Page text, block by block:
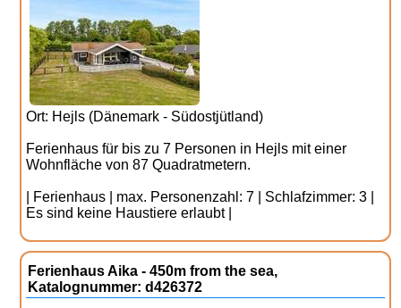
Ort: Hejls (Dänemark - Südostjütland)
Ferienhaus für bis zu 7 Personen in Hejls mit einer
Wohnfläche von 87 Quadratmetern.
| Ferienhaus | max. Personenzahl: 7 | Schlafzimmer: 3 |
Es sind keine Haustiere erlaubt |
Ferienhaus Aika - 450m from the sea,
Katalognummer: d426372